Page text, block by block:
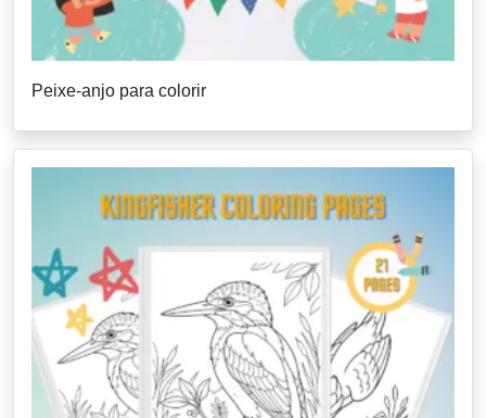
Peixe-anjo para colorir